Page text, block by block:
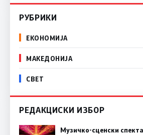
РУБРИКИ
ЕКОНОМИЈА
МАКЕДОНИЈА
СВЕТ
РЕДАКЦИСКИ ИЗБОР
Музичко-сценски